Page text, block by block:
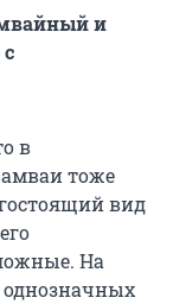
и
в
тоже
вид
На
однозначных